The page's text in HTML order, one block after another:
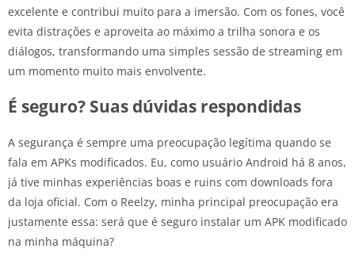
excelente e contribui muito para a imersão. Com os fones, você
evita distrações e aproveita ao máximo a trilha sonora e os
diálogos, transformando uma simples sessão de streaming em
um momento muito mais envolvente.
É seguro? Suas dúvidas respondidas
A segurança é sempre uma preocupação legítima quando se
fala em APKs modificados. Eu, como usuário Android há 8 anos,
já tive minhas experiências boas e ruins com downloads fora
da loja oficial. Com o Reelzy, minha principal preocupação era
justamente essa: será que é seguro instalar um APK modificado
na minha máquina?